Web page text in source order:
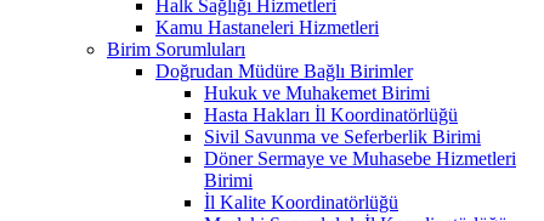
Halk Sağlığı Hizmetleri
Kamu Hastaneleri Hizmetleri
Birim Sorumluları
Doğrudan Müdüre Bağlı Birimler
Hukuk ve Muhakemet Birimi
Hasta Hakları İl Koordinatörlüğü
Sivil Savunma ve Seferberlik Birimi
Döner Sermaye ve Muhasebe Hizmetleri
Birimi
İl Kalite Koordinatörlüğü